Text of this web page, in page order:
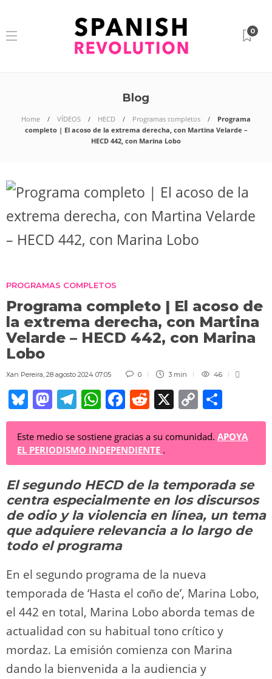
0
Blog
Home VÍDEOS HECD Programas completos
Programa
completo | El acoso de la extrema derecha, con Martina Velarde –
HECD 442, con Marina Lobo
PROGRAMAS COMPLETOS
Programa completo | El acoso de
la extrema derecha, con Martina
Velarde – HECD 442, con Marina
Lobo
Xan Pereira, 28 agosto 2024 07:05 0 3 min 46
Bl
u
e
sk
y
M
a
st
o
d
o
n
T
el
e
gr
a
m
W
h
at
s
A
p
p
F
a
c
e
b
o
o
k
R
e
d
di
t
X C
o
p
Li
n
k
o
m
ar
tir
Este medio se sostiene gracias a su comunidad. APOYA
EL PERIODISMO INDEPENDIENTE .
El segundo HECD de la temporada se
centra especialmente en los discursos
de odio y la violencia en línea, un tema
que adquiere relevancia a lo largo de
todo el programa
En el segundo programa de la nueva
temporada de ‘Hasta el coño de’, Marina Lobo,
el 442 en total, Marina Lobo aborda temas de
actualidad con su habitual tono crítico y
mordaz. La emisión comienza con Marina
dando la bienvenida a la audiencia y